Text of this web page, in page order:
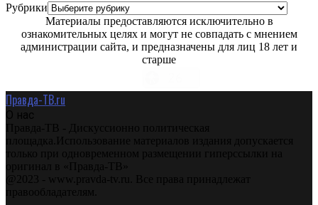
Рубрики
Материалы предоставляются исключительно в
ознакомительных целях и могут не совпадать с мнением
администрации сайта, и предназначены для лиц 18 лет и
старше
Правда-ТВ.ru
О нас
Правда-ТВ - Дискуссионно политическая
площадка.Использование материалов издания допускается
только при одновременном размещении гиперссылки на
оригинал в «Правда-ТВ»
@2023 - www.pravda-tv.ru. Все права принадлежат
правообладателям.